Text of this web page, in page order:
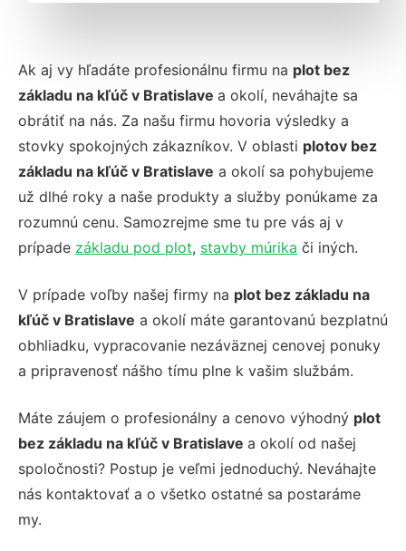
Ak aj vy hľadáte profesionálnu firmu na plot bez
základu na kľúč v Bratislave a okolí, neváhajte sa
obrátiť na nás. Za našu firmu hovoria výsledky a
stovky spokojných zákazníkov. V oblasti plotov bez
základu na kľúč v Bratislave a okolí sa pohybujeme
už dlhé roky a naše produkty a služby ponúkame za
rozumnú cenu. Samozrejme sme tu pre vás aj v
prípade základu pod plot, stavby múrika či iných.
V prípade voľby našej firmy na plot bez základu na
kľúč v Bratislave a okolí máte garantovanú bezplatnú
obhliadku, vypracovanie nezáväznej cenovej ponuky
a pripravenosť nášho tímu plne k vašim službám.
Máte záujem o profesionálny a cenovo výhodný plot
bez základu na kľúč v Bratislave a okolí od našej
spoločnosti? Postup je veľmi jednoduchý. Neváhajte
nás kontaktovať a o všetko ostatné sa postaráme
my.